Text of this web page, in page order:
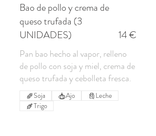
Bao de pollo y crema de
queso trufada (3
UNIDADES)
Pan bao hecho al vapor, relleno
de pollo con soja y miel, crema de
queso trufada y cebolleta fresca.
14 €
Soja Ajo
Leche
Trigo